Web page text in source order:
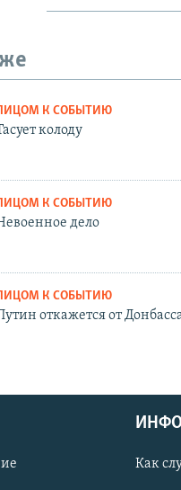
К СОБЫТИЮ
колоду
К СОБЫТИЮ
дело
К СОБЫТИЮ
откажется от
Как